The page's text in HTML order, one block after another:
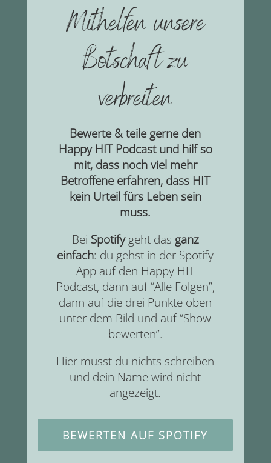
Mithelfen unsere
Botschaft zu
verbreiten
Bewerte & teile gerne den
Happy HIT Podcast und hilf so
mit, dass noch viel mehr
Betroffene erfahren, dass HIT
kein Urteil fürs Leben sein
muss.
Bei Spotifygeht das ganz
einfach: du gehst in der Spotify
App auf den Happy HIT
Podcast, dann auf “Alle Folgen”,
dann auf die drei Punkte oben
unter dem Bild und auf “Show
bewerten”.
Hier musst du nichts schreiben
und dein Name wird nicht
angezeigt.
BEWERTEN AUF SPOTIFY